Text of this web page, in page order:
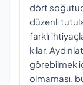
dört
düzenli
farklı
kılar.
görebilmek
olmaması,